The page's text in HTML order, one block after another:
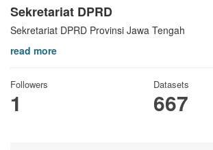
Sekretariat DPRD
Sekretariat DPRD Provinsi Jawa Tengah
read more
Followers
1
Datasets
667